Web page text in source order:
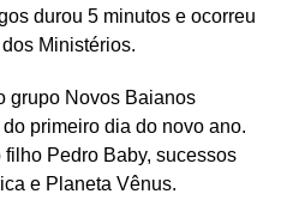
durou 5 minutos e ocorreu
Ministérios.
grupo Novos Baianos
primeiro dia do novo ano.
Pedro Baby, sucessos
e Planeta Vênus.